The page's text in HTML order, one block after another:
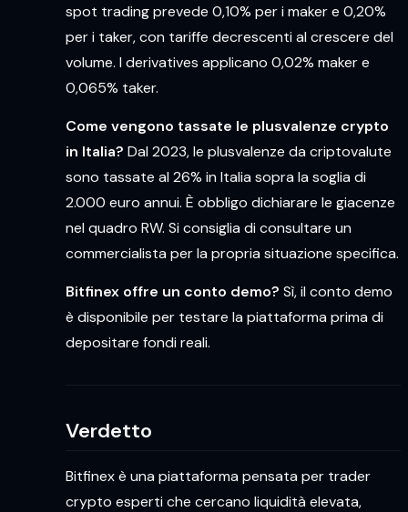
spot trading prevede 0,10% per i maker e 0,20%
per i taker, con tariffe decrescenti al crescere del
volume. I derivatives applicano 0,02% maker e
0,065% taker.
Come vengono tassate le plusvalenze crypto
in Italia? Dal 2023, le plusvalenze da criptovalute
sono tassate al 26% in Italia sopra la soglia di
2.000 euro annui. È obbligo dichiarare le giacenze
nel quadro RW. Si consiglia di consultare un
commercialista per la propria situazione specifica.
Bitfinex offre un conto demo? Sì, il conto demo
è disponibile per testare la piattaforma prima di
depositare fondi reali.
Verdetto
Bitfinex è una piattaforma pensata per trader
crypto esperti che cercano liquidità elevata,